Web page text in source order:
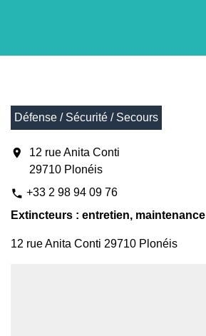
Défense / Sécurité / Secours
location_on
12 rue Anita Conti
29710 Plonéis
phone +33 2 98 94 09 76
Extincteurs : entretien, maintenance
12 rue Anita Conti 29710 Plonéis